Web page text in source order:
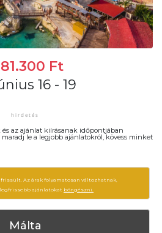
81.300 Ft
16 - 19
az ajánlat kiírásanak időpontjában
le a legjobb ajánlatokról, kövess minket
Az árak folyamatosan változhatnak,
ajánlatokat böngészni.
Málta